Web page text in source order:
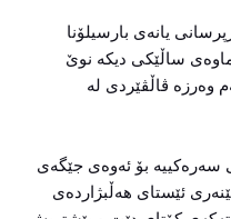
یانەی بارسیلۆنا
ماوەی ساڵێكی دیكە نوێ
وەرزە ڤاڵڤێردی لە
سەرەكییە بۆ ئەوەی جێگەی
ئێستای هەڵبژاردەی